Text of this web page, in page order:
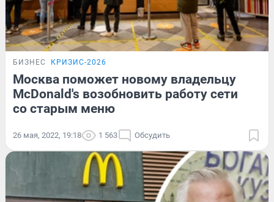
БИЗНЕС КРИЗИС-2026
Москва поможет новому владельцу
McDonald's возобновить работу сети
со старым меню
26 мая, 2022, 19:18 1 563 Обсудить